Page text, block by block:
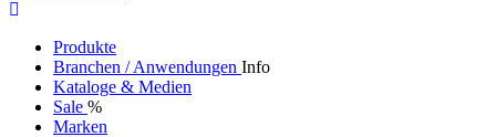
Produkte
Branchen / Anwendungen Info
Kataloge & Medien
Sale %
Marken